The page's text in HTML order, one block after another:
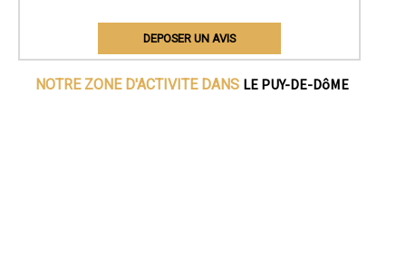
DEPOSER UN AVIS
NOTRE ZONE D'ACTIVITE DANS LE PUY-DE-DôME